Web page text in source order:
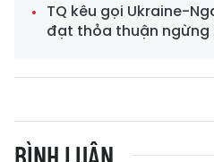
TQ kêu gọi Ukraine-
đạt thỏa thuận ngừng